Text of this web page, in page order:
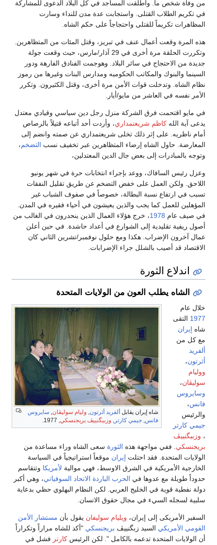
من وفاة شخص ما. وأطلقت المساجد في كل البلاد الدعوى للمشاركة
في تكريم الطلاب القتلى. واستجابت عدة مدن للنداء وسارت
المظاهرات تكريماً للقتلى واحتجاجاً على حكم الشاه.
هذه المرة وقعت أعمال عنف في تبريز، وقتل المئات من المتظاهرين.
وتكررت الحلقة مرة أخرى في 29 آذار/مارس، حيث وقعت جولة
جديدة من الاحتجاج في سائر البلاد. وهوجمت الفنادق الفارهة ودور
السينما والبنوك والمكاتب الحكوميه ومدارس البنات وغيرها من رموز
نظام الشاه. وتدخلت قوات الأمن مرة أخرى، وقتل الكثيرون. وتكرر
الأمر نفسه في العاشر من مايو/أيار.
في مايو اقتحمت فرق الشركة منزل رجل دين سياسي وقيادي معتدل
يدعى آية الله كاظم شريعتمداري، وأردت أحد أتباعه قتيلاً بالرصاص
أمام ناظريه. على إثر ذلك تخلى شريعتمداري عن صمته وانضم إلى
المعارضة. حاول الشاه إرضاء المتظاهرين عبر تخفيف نسب التضخم،
وتوجه بالمبادرات إلى بعض جال الدين المعتدلين،
وعزل رئيس السافاك، ووعد بإجراء انتخابات حرة في شهر يونيو
اللاحق. ولكن العمل على خفض التضخم عن طريق تقليل النفقات
تسبب في ارتفاع نسبة البطالة، خصوصاً في صفوف الشباب غير
المؤهلين للعمل كما يجب والذين يعيشون في أحياء فقيره في المدن.
في صيف عام 1978، خرج هؤلاء العمال الذين ينحدرون في الغالب من
أصول ريفية تقليدية إلى الشوارع في أعداد حاشدة. في حين أعلن
عمال آخرون الإضراب. هكذا ومع حلول نوفمبر/تشرين الثاني كان
الاقتصاد قد أصيب بالشلل جراء الإضرابات.
اندلاع الثورة
الشاه يطلب العون من الولايات المتحدة
شاه إيران يقابل ألفريد أثرتون, وليام سوليڤان, سايروس
فانس, جيمي كارتر , وزبيگنييڤ بريجنسكي, 1977.
خلال عام
1977 التقى
شاه إيران
مع كل من
ألفريد
أثرتون،
ووليام
سوليڤان،
وسايروس
فانس،
والرئيس
جيمي كارتر
، وزبيگنييڤ
بريجنسكي . ففي مواجهة هذه الثورة سعى الشاه وراء مساعدة من
الولايات المتحدة. فقد احتلت إيران موقعاً استراتيجياً في السياسة
الخارجية الأمريكية في الشرق الاوسط، فهي موالية لأمريكا وتتقاسم
حدوداً طويلة مع عدوها في الحرب الباردة الاتحاد السوفياتي، وهي أكبر
دولة نفطية قوية في الخليج العربي. لكن النظام البهلوي حظي بدعاية
سلبية لسجله السيء في مجال حقوق الانسان.
السفير الأمريكى إلى إيران، ويليام سوليفان يقول بأن مستشار الأمن
القومي الأمريكي السيد زبگنييڤ بريجنسكي "أكد للشاه مراراً وتكراراً
أن الولايات المتحدة تدعمه بالكامل ". لكن الرئيس كارتر فشل في